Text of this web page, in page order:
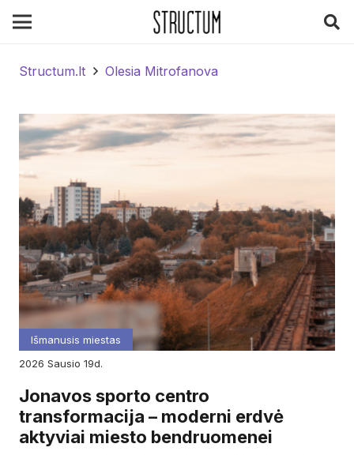
Structum.lt Olesia Mitrofanova
Išmanusis miestas
2026
sausio 19d.
Jonavos sporto centro
transformacija – moderni erdvė
aktyviai miesto bendruomenei